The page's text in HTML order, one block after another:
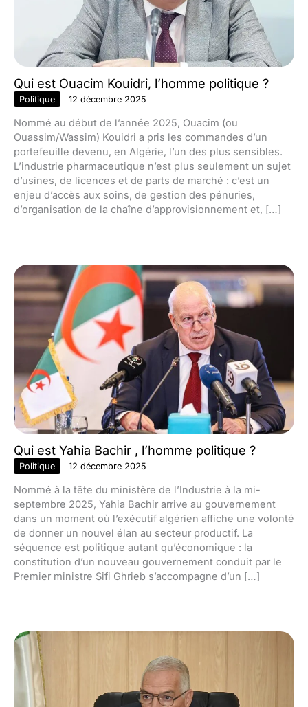
Qui est Ouacim Kouidri, l’homme politique ?
Politique 12 décembre 2025
Nommé au début de l’année 2025, Ouacim (ou
Ouassim/Wassim) Kouidri a pris les commandes d’un
portefeuille devenu, en Algérie, l’un des plus sensibles.
L’industrie pharmaceutique n’est plus seulement un sujet
d’usines, de licences et de parts de marché : c’est un
enjeu d’accès aux soins, de gestion des pénuries,
d’organisation de la chaîne d’approvisionnement et, […]
Qui est Yahia Bachir , l’homme politique ?
Politique 12 décembre 2025
Nommé à la tête du ministère de l’Industrie à la mi-
septembre 2025, Yahia Bachir arrive au gouvernement
dans un moment où l’exécutif algérien affiche une volonté
de donner un nouvel élan au secteur productif. La
séquence est politique autant qu’économique : la
constitution d’un nouveau gouvernement conduit par le
Premier ministre Sifi Ghrieb s’accompagne d’un […]